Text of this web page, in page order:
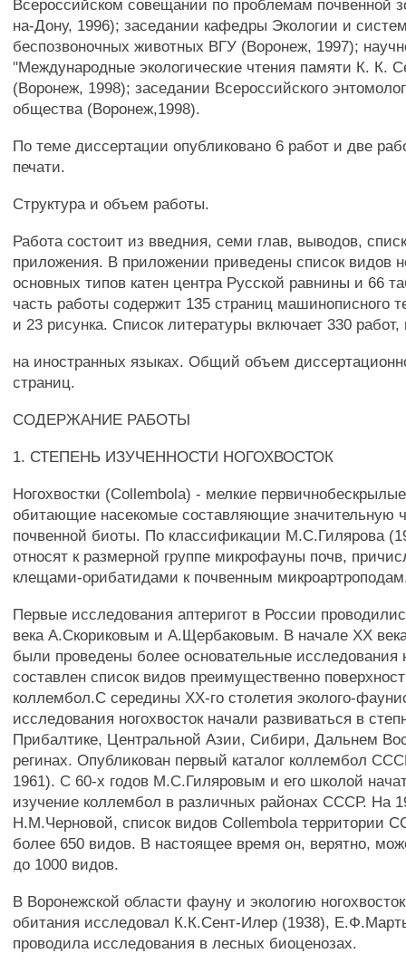
Всероссийском совещании по проблемам почвенной
на-Дону, 1996); заседании кафедры Экологии и
беспозвоночных животных ВГУ (Воронеж, 1997);
"Международные экологические чтения памяти К. К.
(Воронеж, 1998); заседании Всероссийского
общества (Воронеж,1998).
По теме диссертации опубликовано 6 работ и две
печати.
Структура и объем работы.
Работа состоит из введния, семи глав, выводов,
приложения. В приложении приведены список видов
основных типов катен центра Русской равнины и 66
часть работы содержит 135 страниц машинописного
и 23 рисунка. Список литературы включает 330
на иностранных языках. Общий объем
страниц.
СОДЕРЖАНИЕ РАБОТЫ
1. СТЕПЕНЬ ИЗУЧЕННОСТИ НОГОХВОСТОК
Ногохвостки (Collembola) - мелкие
обитающие насекомые составляющие значительную
почвенной биоты. По классификации М.С.Гилярова
относят к размерной группе микрофауны почв,
клещами-орибатидами к почвенным
Первые исследования аптеригот в России
века А.Скориковым и А.Щербаковым. В начале XX
были проведены более основательные исследования
составлен список видов преимущественно
коллембол.С середины ХХ-го столетия эколого-
исследования ногохвосток начали развиваться в
Прибалтике, Центральной Азии, Сибири, Дальнем
регинах. Опубликован первый каталог коллембол
1961). С 60-х годов М.С.Гиляровым и его школой
изучение коллембол в различных районах СССР. На
Н.М.Черновой, список видов Collembola территории
более 650 видов. В настоящее время он, верятно,
до 1000 видов.
В Воронежской области фауну и экологию
обитания исследовал К.К.Сент-Илер (1938),
проводила исследования в лесных биоценозах.